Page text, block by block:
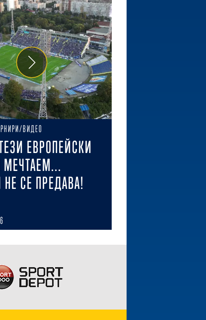
ВИДЕО
ЕВРОПЕЙСКИ
МЕЧТАЕМ...
СЕ ПРЕДАВА!